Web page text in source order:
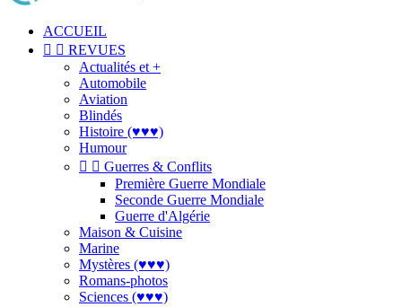
ACCUEIL
  REVUES
Actualités et +
Automobile
Aviation
Blindés
Histoire (♥♥♥)
Humour
  Guerres & Conflits
Première Guerre Mondiale
Seconde Guerre Mondiale
Guerre d'Algérie
Maison & Cuisine
Marine
Mystères (♥♥♥)
Romans-photos
Sciences (♥♥♥)